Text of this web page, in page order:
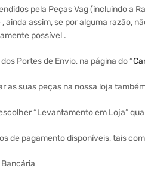
pela Peças Vag (incluindo a
ainda assim, se por alguma razão,
possível .
Portes de Envio, na página do “
as suas peças na nossa loja
“Levantamento em Loja”
de pagamento disponíveis, tais